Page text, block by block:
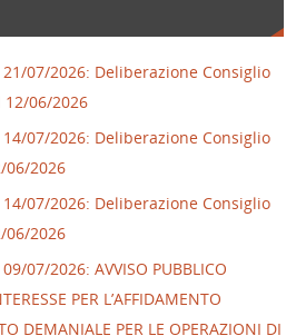
07/2026: Deliberazione Consiglio
06/2026
07/2026: Deliberazione Consiglio
06/2026
07/2026: Deliberazione Consiglio
06/2026
07/2026: AVVISO PUBBLICO
PER L’AFFIDAMENTO
DEMANIALE PER LE OPERAZIONI DI